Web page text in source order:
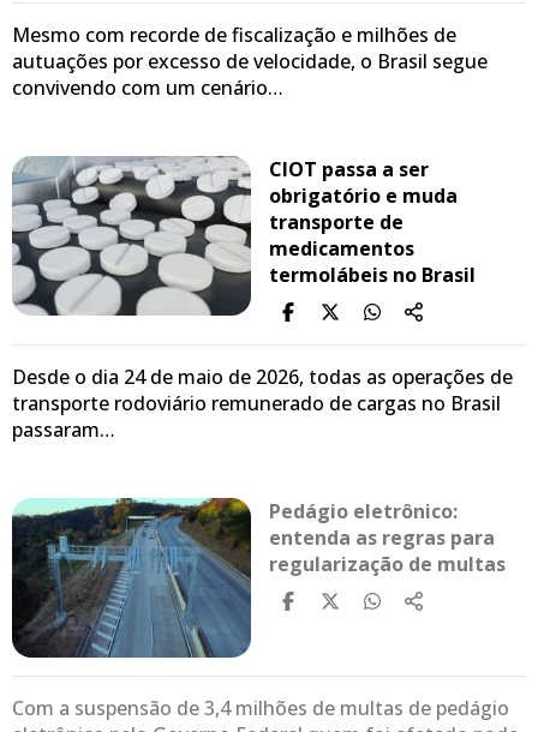
Mesmo com recorde de fiscalização e milhões de
autuações por excesso de velocidade, o Brasil segue
convivendo com um cenário…
CIOT passa a ser
obrigatório e muda
transporte de
medicamentos
termolábeis no Brasil
Desde o dia 24 de maio de 2026, todas as operações de
transporte rodoviário remunerado de cargas no Brasil
passaram…
Pedágio eletrônico:
entenda as regras para
regularização de multas
Com a suspensão de 3,4 milhões de multas de pedágio